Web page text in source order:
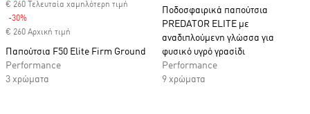
€ 260 Τελευταία χαμηλότερη τιμή
-30%
€ 260 Αρχική τιμή
Παπούτσια F50 Elite Firm Ground
Performance
3 χρώματα
Ποδοσφαιρικά παπούτσια
PREDATOR ELITE με
αναδιπλούμενη γλώσσα για
φυσικό υγρό γρασίδι
Performance
9 χρώματα